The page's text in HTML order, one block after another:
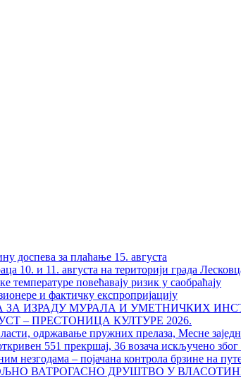
доспева за плаћање 15. августа
10. и 11. августа на територији града
температуре повећавају ризик у саобраћају
и фактичку експропријацију
ИЗРАДУ МУРАЛА И УМЕТНИЧКИХ
– ПРЕСТОНИЦА КУЛТУРЕ 2026.
одржавање пружних прелаза, Месне
551 прекршај, 36 возача искључено због
незгодама – појачана контрола брзине на
ВАТРОГАСНО ДРУШТВО У